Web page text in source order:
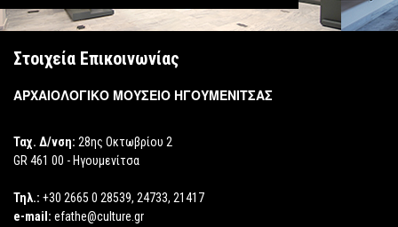
Στοιχεία Επικοινωνίας
ΑΡΧΑΙΟΛΟΓΙΚΟ ΜΟΥΣΕΙΟ ΗΓΟΥΜΕΝΙΤΣΑΣ
Ταχ. Δ/νση: 28ης Οκτωβρίου 2
GR 461 00 - Ηγουμενίτσα
Τηλ.: +30 2665 0 28539, 24733, 21417
e-mail: efathe@culture.gr